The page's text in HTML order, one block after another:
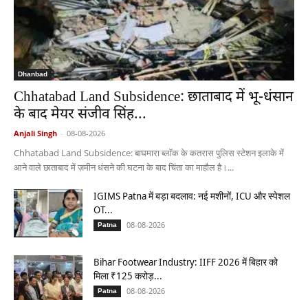
Dhanbad
Chhatabad Land Subsidence: छाताबाद में भू-धंसान
के बाद मेयर संजीव सिंह...
Anjali Singh - 08-08-2026
Chhatabad Land Subsidence: बाघमारा ब्लॉक के कतरास पुलिस स्टेशन इलाके में
आने वाले छाताबाद में ज़मीन धंसने की घटना के बाद चिंता का माहौल है।...
IGIMS Patna में बड़ा बदलाव: नई मशीनों, ICU और स्पेशल
OT...
Patna 08-08-2026
Bihar Footwear Industry: IIFF 2026 में बिहार को
मिला ₹125 करोड़...
Patna 08-08-2026